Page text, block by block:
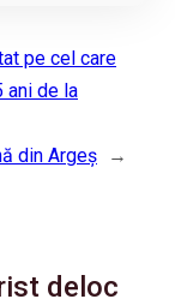
pe cel care
ani de la
din Argeș
→
deloc